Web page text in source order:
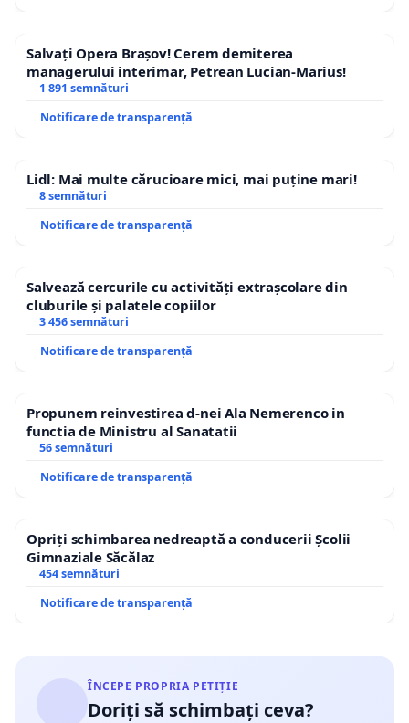
Salvați Opera Brașov! Cerem demiterea
managerului interimar, Petrean Lucian-Marius!
1 891 semnături
Notificare de transparență
Lidl: Mai multe cărucioare mici, mai puține mari!
8 semnături
Notificare de transparență
Salvează cercurile cu activități extrașcolare din
cluburile și palatele copiilor
3 456 semnături
Notificare de transparență
Propunem reinvestirea d-nei Ala Nemerenco in
functia de Ministru al Sanatatii
56 semnături
Notificare de transparență
Opriți schimbarea nedreaptă a conducerii Școlii
Gimnaziale Săcălaz
454 semnături
Notificare de transparență
ÎNCEPE PROPRIA PETIȚIE
Doriți să schimbați ceva?